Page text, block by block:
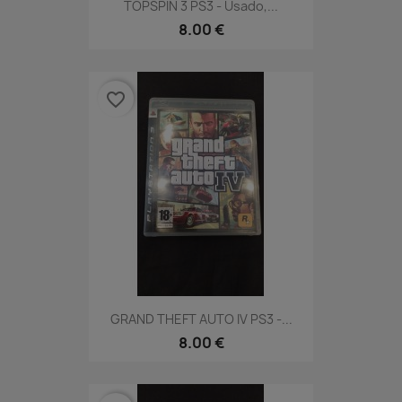
TOPSPIN 3 PS3 - Usado,...
8.00 €
GRAND THEFT AUTO IV PS3 -...
8.00 €
favorite_border